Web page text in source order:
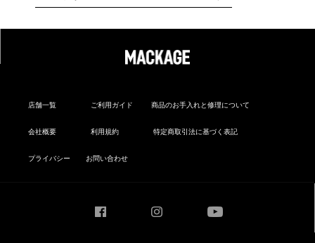
店舗一覧 ご利用ガイド 商品のお手入れと修理について
会社概要 利用規約 特定商取引法に基づく表記
プライバシー お問い合わせ
Instagram